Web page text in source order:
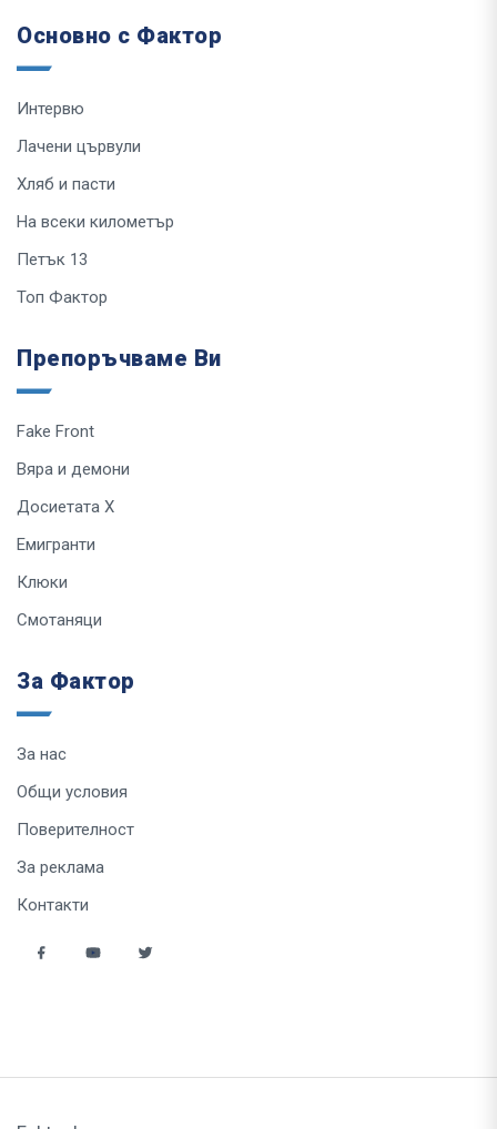
Основно с Фактор
Интервю
Лачени цървули
Хляб и пасти
На всеки километър
Петък 13
Топ Фактор
Препоръчваме Ви
Fake Front
Вяра и демони
Досиетата Х
Емигранти
Клюки
Смотаняци
За Фактор
За нас
Общи условия
Поверителност
За реклама
Контакти